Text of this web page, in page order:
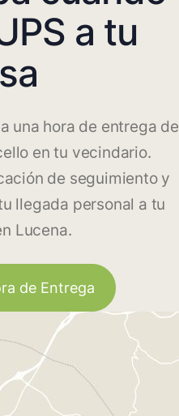
a tu
una hora de entrega de
en tu vecindario.
de seguimiento y
llegada personal a tu
Lucena.
de Entrega